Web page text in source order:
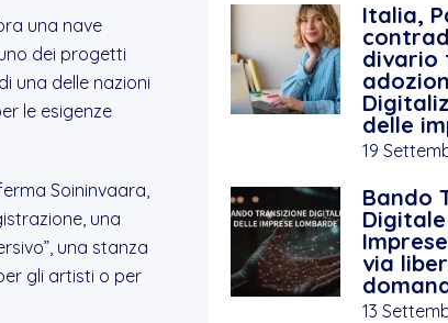
una nave
dei progetti
una delle nazioni
le esigenze
Soininvaara,
una
una stanza
gli artisti o per
Italia,
divario
delle
19
Bando
via
13